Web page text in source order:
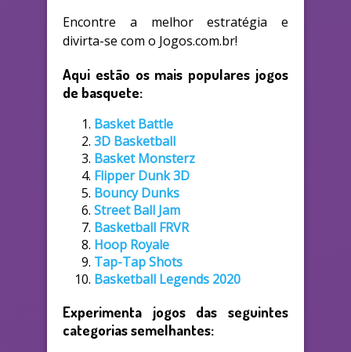
Encontre a melhor estratégia e
divirta-se com o Jogos.com.br!
Aqui estão os mais populares jogos
de basquete:
Basket Battle
3D Basketball
Basket Monsterz
Flipper Dunk 3D
Bouncy Dunks
Street Ball Jam
Basketball FRVR
Hoop Royale
Tap-Tap Shots
Basketball Legends 2020
Experimenta jogos das seguintes
categorias semelhantes: